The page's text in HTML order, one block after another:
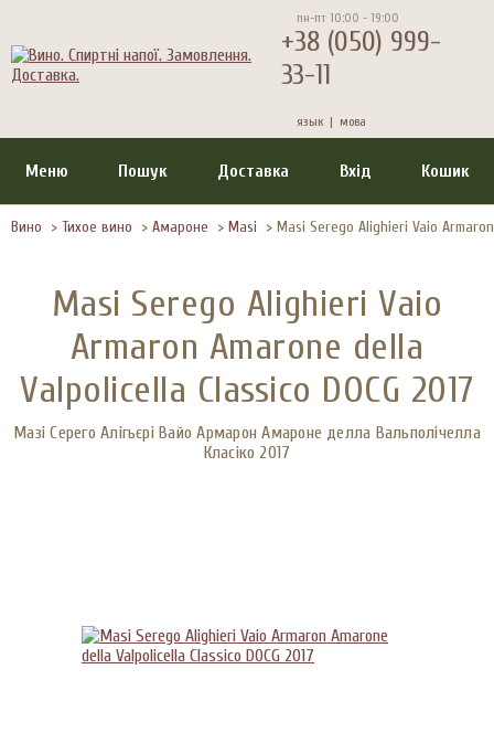
пн-пт 10:00 - 19:00
+38 (050) 999-
33-11
язык | мова
Меню Пошук Доставка Вхід Кошик
Вино > Тихое вино > Амароне > Masi > Masi Serego Alighieri Vaio Armaron
Masi Serego Alighieri Vaio
Armaron Amarone della
Valpolicella Classico DOCG 2017
Мазі Серего Алігьєрі Вайо Армарон Амароне делла Вальполічелла
Класіко 2017